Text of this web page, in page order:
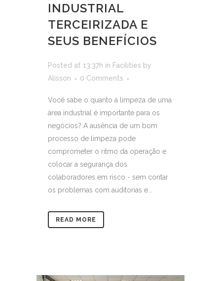
INDUSTRIAL
TERCEIRIZADA E
SEUS BENEFÍCIOS
Posted at 13:37h in Facilities by
Alisson
0 Comments
Você sabe o quanto a limpeza de uma
área industrial é importante para os
negócios? A ausência de um bom
processo de limpeza pode
comprometer o ritmo da operação e
colocar a segurança dos
colaboradores em risco - sem contar
os problemas com auditorias e...
READ MORE